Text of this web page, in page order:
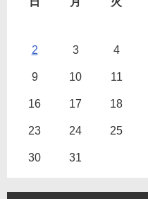
2 3 4
9 10 11
16 17 18
23 24 25
30 31